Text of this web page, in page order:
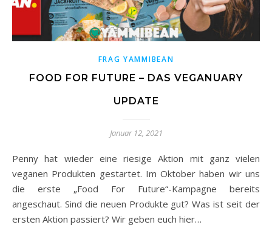
FRAG YAMMIBEAN
FOOD FOR FUTURE – DAS VEGANUARY
UPDATE
Januar 12, 2021
Penny hat wieder eine riesige Aktion mit ganz vielen
veganen Produkten gestartet. Im Oktober haben wir uns
die erste „Food For Future“-Kampagne bereits
angeschaut. Sind die neuen Produkte gut? Was ist seit der
ersten Aktion passiert? Wir geben euch hier…